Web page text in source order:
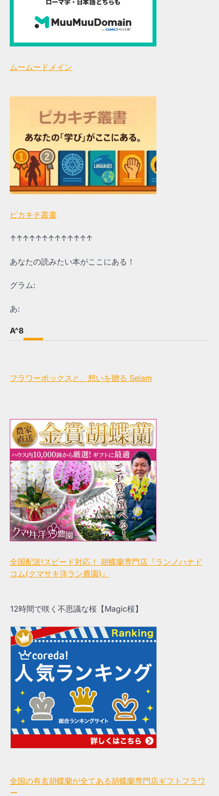
ムームードメイン
ピカキチ叢書
↑↑↑↑↑↑↑↑↑↑↑↑↑
あなたの読みたい本がここにある！
グラム:
あ:
A^8
フラワーボックスと、想いを贈る Selam
全国配送!スピード対応！ 胡蝶蘭専門店『ランノハナド
コム(クマサキ洋ラン農園)』
12時間で咲く不思議な桜【Magic桜】
全国の有名胡蝶蘭が全てある胡蝶蘭専門店ギフトフラワ
ー